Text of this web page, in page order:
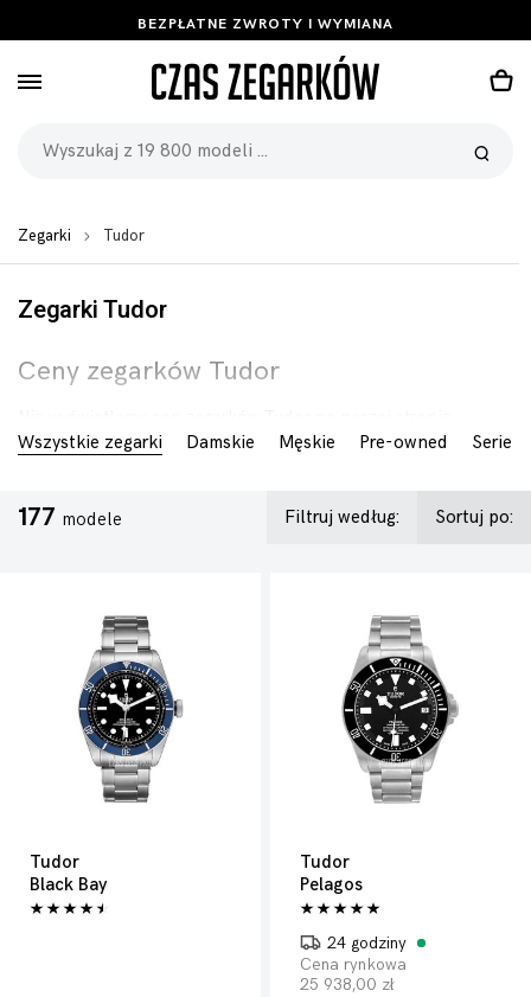
BEZPŁATNE ZWROTY I WYMIANA
Zegarki Tudor
Zegarki Tudor
Ceny zegarków Tudor
internetowej. Jeśli chcesz poznać cenę konkretnego modelu,
Sprawdzimy dostępność i cenę modelu zegarka Tudor, którego
szukasz.
Wszystkie zegarki Damskie Męskie Pre-owned Serie
177 modele Sortuj po:
Filtruj według:
Tudor
Black Bay
Tudor
Pelagos
24 godziny
Cena rynkowa
25 938,00 zł